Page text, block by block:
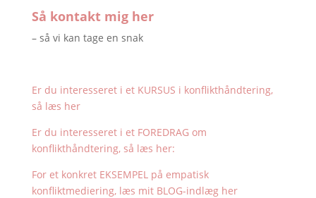
Så kontakt mig her
– så vi kan tage en snak
Er du interesseret i et KURSUS i konflikthåndtering,
så læs her
Er du interesseret i et FOREDRAG om
konflikthåndtering, så læs her:
For et konkret EKSEMPEL på empatisk
konfliktmediering, læs mit BLOG-indlæg her